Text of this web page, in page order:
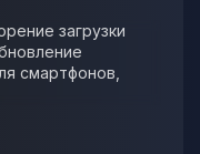
загрузки
смартфонов,